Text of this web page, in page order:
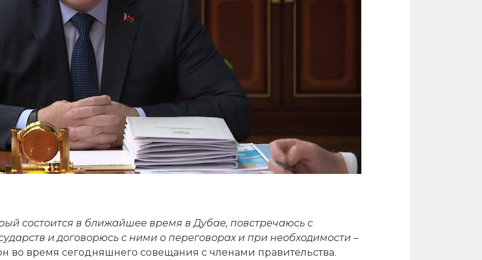
состоится в ближайшее время в Дубае, повстречаюсь с
и договорюсь с ними о переговорах и при необходимости –
во время сегодняшнего совещания с членами правительства.